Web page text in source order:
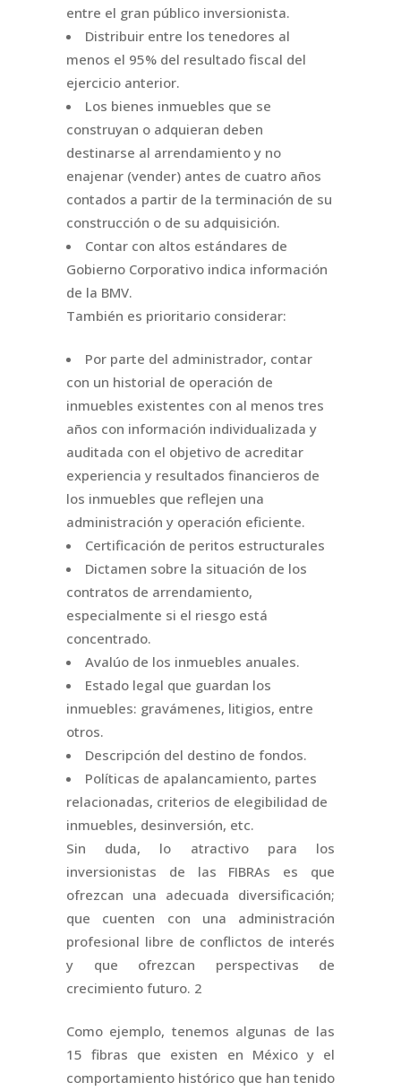
entre el gran público inversionista.
Distribuir entre los tenedores al
menos el 95% del resultado fiscal del
ejercicio anterior.
Los bienes inmuebles que se
construyan o adquieran deben
destinarse al arrendamiento y no
enajenar (vender) antes de cuatro años
contados a partir de la terminación de su
construcción o de su adquisición.
Contar con altos estándares de
Gobierno Corporativo indica información
de la BMV.
También es prioritario considerar:
Por parte del administrador, contar
con un historial de operación de
inmuebles existentes con al menos tres
años con información individualizada y
auditada con el objetivo de acreditar
experiencia y resultados financieros de
los inmuebles que reflejen una
administración y operación eficiente.
Certificación de peritos estructurales
Dictamen sobre la situación de los
contratos de arrendamiento,
especialmente si el riesgo está
concentrado.
Avalúo de los inmuebles anuales.
Estado legal que guardan los
inmuebles: gravámenes, litigios, entre
otros.
Descripción del destino de fondos.
Políticas de apalancamiento, partes
relacionadas, criterios de elegibilidad de
inmuebles, desinversión, etc.
Sin duda, lo atractivo para los
inversionistas de las FIBRAs es que
ofrezcan una adecuada diversificación;
que cuenten con una administración
profesional libre de conflictos de interés
y que ofrezcan perspectivas de
crecimiento futuro. 2
Como ejemplo, tenemos algunas de las
15 fibras que existen en México y el
comportamiento histórico que han tenido